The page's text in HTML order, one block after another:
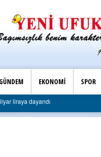
GÜNDEM EKONOMİ SPOR
siyaseti değil, hizmet